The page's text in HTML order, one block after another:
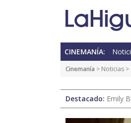
CINEMANÍA:
Cinemanía > Noticias >
Destacado: Emily